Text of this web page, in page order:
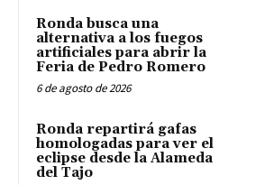
Ronda busca una
alternativa a los fuegos
artificiales para abrir la
Feria de Pedro Romero
6 de agosto de 2026
Ronda repartirá gafas
homologadas para ver el
eclipse desde la Alameda
del Tajo